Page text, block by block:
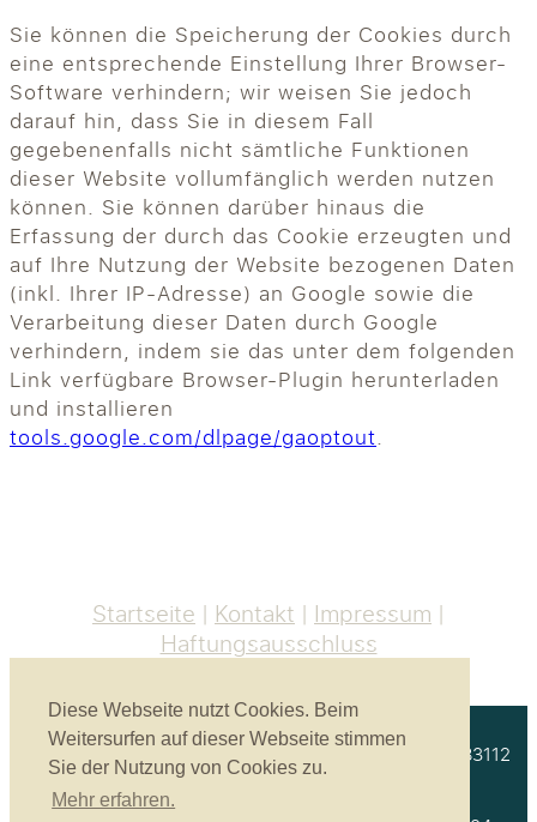
Diese Webseite nutzt Cookies. Beim
Weitersurfen auf dieser Webseite stimmen
Sie der Nutzung von Cookies zu.
Mehr erfahren.
Sie können die Speicherung der Cookies durch
eine entsprechende Einstellung Ihrer Browser-
Software verhindern; wir weisen Sie jedoch
darauf hin, dass Sie in diesem Fall
gegebenenfalls nicht sämtliche Funktionen
dieser Website vollumfänglich werden nutzen
können. Sie können darüber hinaus die
Erfassung der durch das Cookie erzeugten und
auf Ihre Nutzung der Website bezogenen Daten
(inkl. Ihrer IP-Adresse) an Google sowie die
Verarbeitung dieser Daten durch Google
verhindern, indem sie das unter dem folgenden
Link verfügbare Browser-Plugin herunterladen
und installieren
tools.google.com/dlpage/gaoptout.
Startseite Kontakt
Impressum
Haftungsausschluss
Akustikbau Heinrich GmbH | Unterprienmühle 4 a | 83112
Frasdorf